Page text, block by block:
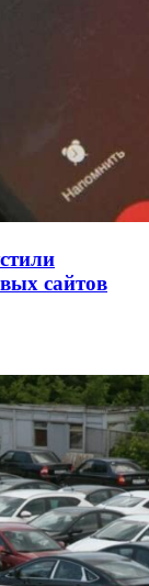
экспорт:
сайтов